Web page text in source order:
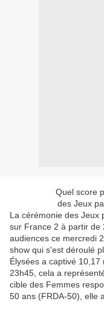
Quel score
des Jeux
La cérémonie des Jeux
sur France 2 à partir de
audiences ce mercredi
show qui s'est déroulé
Élysées a captivé
23h45, cela a
cible des Femmes
50 ans (FRDA-50), elle